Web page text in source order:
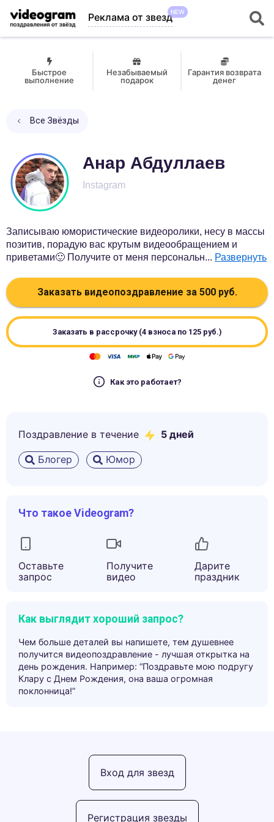
Реклама от звездNEW
Быстрое
выполнение
Незабываемый
подарок
Гарантия возврата
денег
Все Звёзды
Анар Абдуллаев
Instagram
Записываю юмористические видеоролики, несу в массы
позитив, порадую вас крутым видеообращением и
приветами🙂 Получите от меня персональн... Развернуть
Заказать видеопоздравление за 500руб.
Заказать в рассрочку (4 взноса по 125руб.)
Как это работает?
Поздравление в течение 5 дней
Блогер Юмор
Что такое Videogram?
Оставьте
запрос
Получите
видео
Дарите
праздник
Как выглядит хороший запрос?
Чем больше деталей вы напишете, тем душевнее
получится видеопоздравление - лучшая открытка на
день рождения. Например: “Поздравьте мою подругу
Клару с Днем Рождения, она ваша огромная
поклонница!”
Регистрация звезды
Вход для звезд